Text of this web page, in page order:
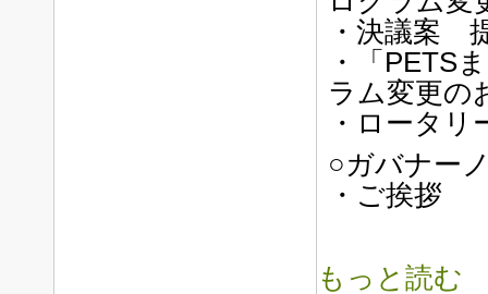
・決議案
・「PETS
ラム変更の
・ロータ
○ガバナー
・ご挨拶
もっと読む